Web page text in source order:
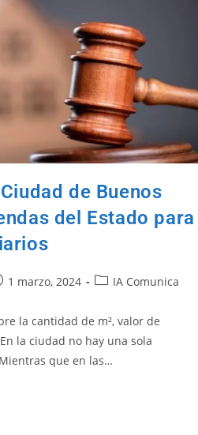
de Buenos
del Estado para
1 marzo, 2024 IA Comunica
la cantidad de m², valor de
la ciudad no hay una sola
que en las…